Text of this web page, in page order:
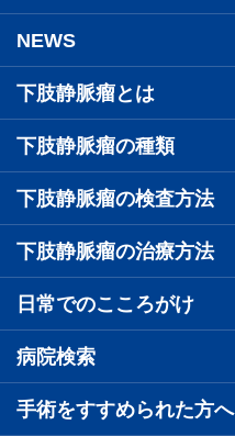
NEWS
下肢静脈瘤とは
下肢静脈瘤の種類
下肢静脈瘤の検査方法
下肢静脈瘤の治療方法
日常でのこころがけ
病院検索
手術をすすめられた方へ